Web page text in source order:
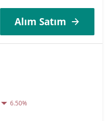
Alım Satım
6.50%